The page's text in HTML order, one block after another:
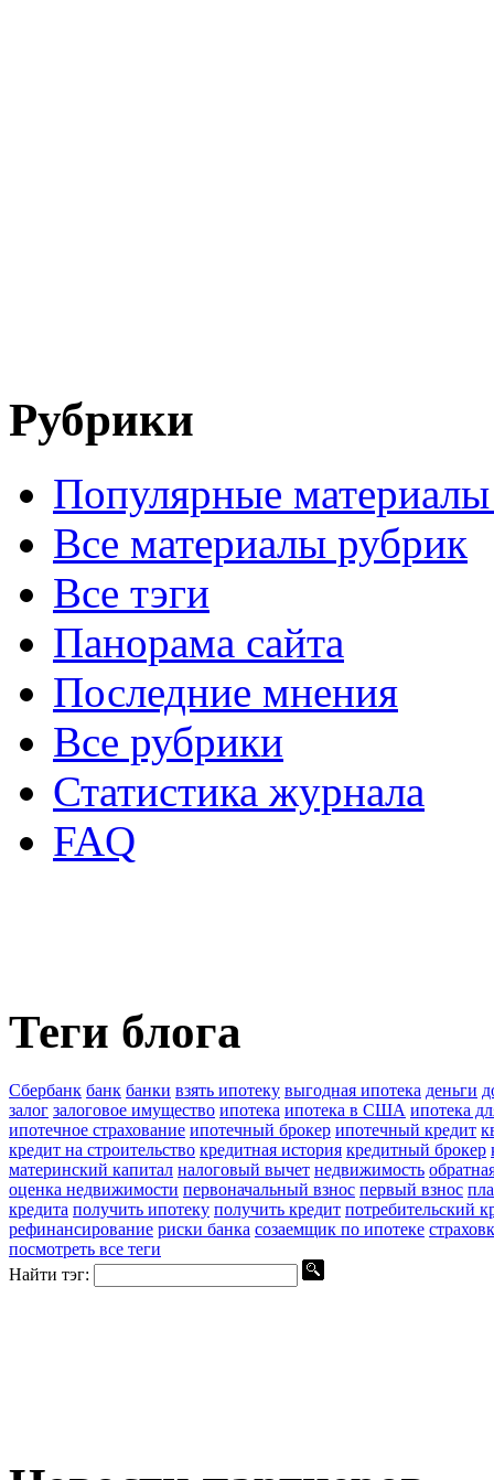
Рубрики
Популярные
Все материалы рубрик
Все тэги
Панорама сайта
Последние мнения
Все рубрики
Статистика журнала
FAQ
Теги блога
Сбербанк банк банки взять ипотеку выгодная ипотека деньги
залог залоговое имущество ипотека ипотека в США ипотека
ипотечное страхование ипотечный брокер ипотечный кредит
кредит на строительство кредитная история кредитный брокер
материнский капитал налоговый вычет недвижимость
оценка недвижимости первоначальный взнос первый взнос
кредита получить ипотеку получить кредит потребительский
рефинансирование риски банка созаемщик по ипотеке
посмотреть все теги
Найти тэг: